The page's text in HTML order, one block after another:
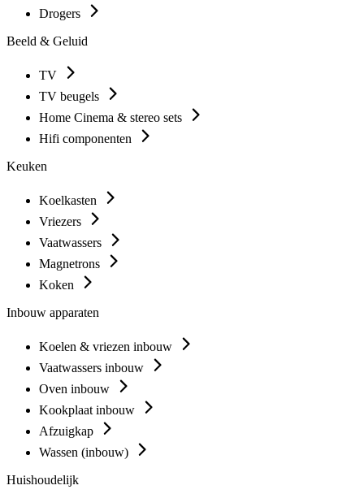
Drogers
Beeld & Geluid
TV
TV beugels
Home Cinema & stereo sets
Hifi componenten
Keuken
Koelkasten
Vriezers
Vaatwassers
Magnetrons
Koken
Inbouw apparaten
Koelen & vriezen inbouw
Vaatwassers inbouw
Oven inbouw
Kookplaat inbouw
Afzuigkap
Wassen (inbouw)
Huishoudelijk